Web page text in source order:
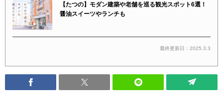
【たつの】モダン建築や老舗を巡る観光スポット6選！
醤油スイーツやランチも
最終更新日：2025.3.3